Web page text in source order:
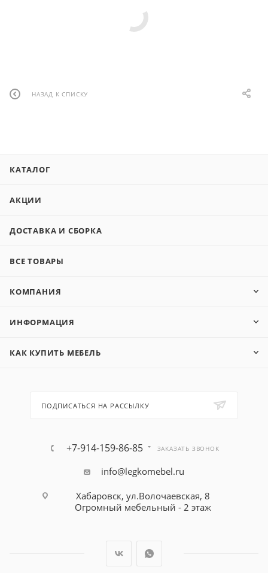
НАЗАД К СПИСКУ
КАТАЛОГ
АКЦИИ
ДОСТАВКА И СБОРКА
ВСЕ ТОВАРЫ
КОМПАНИЯ
ИНФОРМАЦИЯ
КАК КУПИТЬ МЕБЕЛЬ
ПОДПИСАТЬСЯ НА РАССЫЛКУ
+7-914-159-86-85 ЗАКАЗАТЬ ЗВОНОК
info@legkomebel.ru
Хабаровск, ул.Волочаевская, 8
Огромный мебельный - 2 этаж